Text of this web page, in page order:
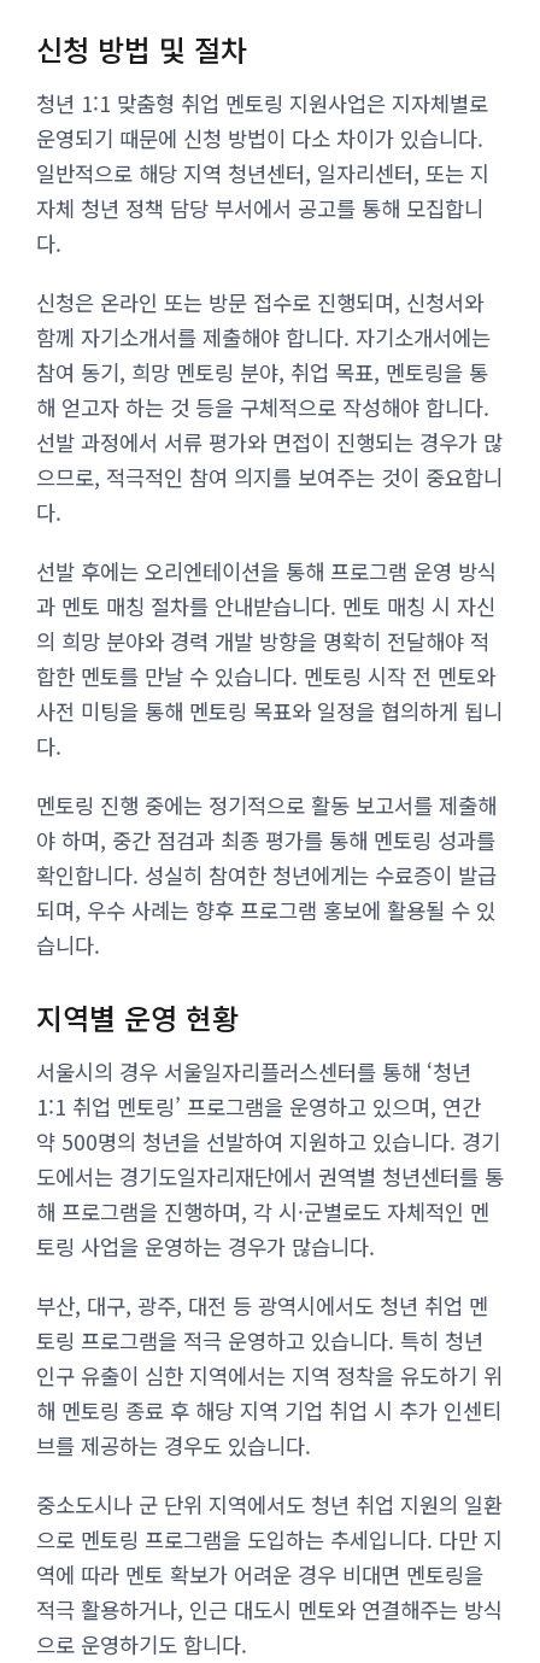
신청 방법 및 절차
청년 1:1 맞춤형 취업 멘토링 지원사업은 지자체별로
운영되기 때문에 신청 방법이 다소 차이가 있습니다.
일반적으로 해당 지역 청년센터, 일자리센터, 또는 지
자체 청년 정책 담당 부서에서 공고를 통해 모집합니
다.
신청은 온라인 또는 방문 접수로 진행되며, 신청서와
함께 자기소개서를 제출해야 합니다. 자기소개서에는
참여 동기, 희망 멘토링 분야, 취업 목표, 멘토링을 통
해 얻고자 하는 것 등을 구체적으로 작성해야 합니다.
선발 과정에서 서류 평가와 면접이 진행되는 경우가 많
으므로, 적극적인 참여 의지를 보여주는 것이 중요합니
다.
선발 후에는 오리엔테이션을 통해 프로그램 운영 방식
과 멘토 매칭 절차를 안내받습니다. 멘토 매칭 시 자신
의 희망 분야와 경력 개발 방향을 명확히 전달해야 적
합한 멘토를 만날 수 있습니다. 멘토링 시작 전 멘토와
사전 미팅을 통해 멘토링 목표와 일정을 협의하게 됩니
다.
멘토링 진행 중에는 정기적으로 활동 보고서를 제출해
야 하며, 중간 점검과 최종 평가를 통해 멘토링 성과를
확인합니다. 성실히 참여한 청년에게는 수료증이 발급
되며, 우수 사례는 향후 프로그램 홍보에 활용될 수 있
습니다.
지역별 운영 현황
서울시의 경우 서울일자리플러스센터를 통해 ‘청년
1:1 취업 멘토링’ 프로그램을 운영하고 있으며, 연간
약 500명의 청년을 선발하여 지원하고 있습니다. 경기
도에서는 경기도일자리재단에서 권역별 청년센터를 통
해 프로그램을 진행하며, 각 시·군별로도 자체적인 멘
토링 사업을 운영하는 경우가 많습니다.
부산, 대구, 광주, 대전 등 광역시에서도 청년 취업 멘
토링 프로그램을 적극 운영하고 있습니다. 특히 청년
인구 유출이 심한 지역에서는 지역 정착을 유도하기 위
해 멘토링 종료 후 해당 지역 기업 취업 시 추가 인센티
브를 제공하는 경우도 있습니다.
중소도시나 군 단위 지역에서도 청년 취업 지원의 일환
으로 멘토링 프로그램을 도입하는 추세입니다. 다만 지
역에 따라 멘토 확보가 어려운 경우 비대면 멘토링을
적극 활용하거나, 인근 대도시 멘토와 연결해주는 방식
으로 운영하기도 합니다.